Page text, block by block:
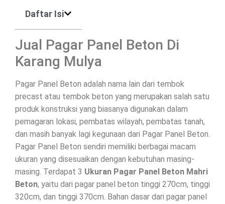
Daftar Isi
Jual Pagar Panel Beton Di
Karang Mulya
Pagar Panel Beton adalah nama lain dari tembok
precast atau tembok beton yang merupakan salah satu
produk konstruksi yang biasanya digunakan dalam
pemagaran lokasi, pembatas wilayah, pembatas tanah,
dan masih banyak lagi kegunaan dari Pagar Panel Beton.
Pagar Panel Beton sendiri memiliki berbagai macam
ukuran yang disesuaikan dengan kebutuhan masing-
masing. Terdapat 3 Ukuran Pagar Panel Beton Mahri
Beton, yaitu dari pagar panel beton tinggi 270cm, tinggi
320cm, dan tinggi 370cm. Bahan dasar dari pagar panel